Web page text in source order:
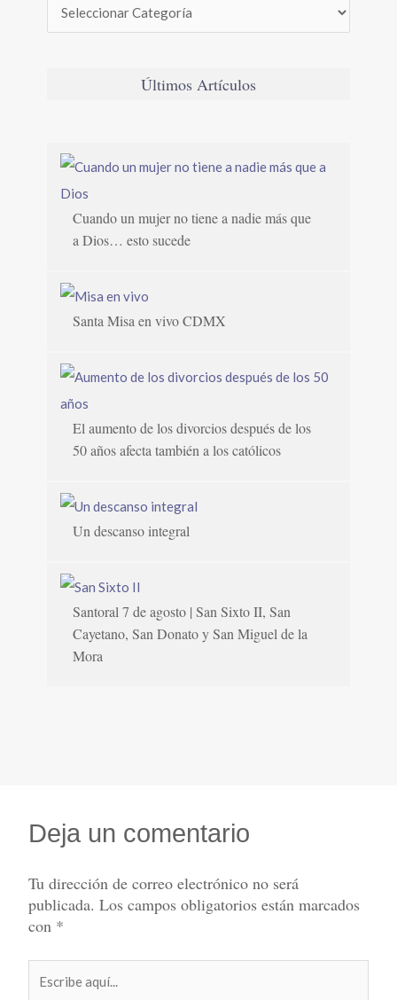
Últimos Artículos
Cuando un mujer no tiene a nadie más que
a Dios… esto sucede
Santa Misa en vivo CDMX
El aumento de los divorcios después de los
50 años afecta también a los católicos
Un descanso integral
Santoral 7 de agosto | San Sixto II, San
Cayetano, San Donato y San Miguel de la
Mora
Deja un comentario
Tu dirección de correo electrónico no será
publicada. Los campos obligatorios están marcados
con *
aquí...